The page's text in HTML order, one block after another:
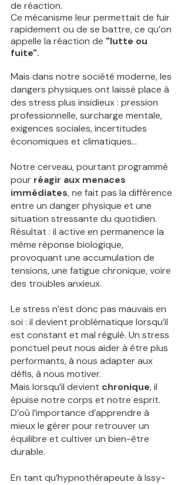
de réaction.
Ce mécanisme leur permettait de fuir
rapidement ou de se battre, ce qu’on
appelle la réaction de "lutte ou
fuite".
Mais dans notre société moderne, les
dangers physiques ont laissé place à
des stress plus insidieux : pression
professionnelle, surcharge mentale,
exigences sociales, incertitudes
économiques et climatiques…
Notre cerveau, pourtant programmé
pour réagir aux menaces
immédiates, ne fait pas la différence
entre un danger physique et une
situation stressante du quotidien.
Résultat : il active en permanence la
même réponse biologique,
provoquant une accumulation de
tensions, une fatigue chronique, voire
des troubles anxieux.
Le stress n’est donc pas mauvais en
soi : il devient problématique lorsqu’il
est constant et mal régulé. Un stress
ponctuel peut nous aider à être plus
performants, à nous adapter aux
défis, à nous motiver.
Mais lorsqu’il devient chronique, il
épuise notre corps et notre esprit.
D’où l’importance d’apprendre à
mieux le gérer pour retrouver un
équilibre et cultiver un bien-être
durable.
En tant qu’hypnothérapeute à Issy-